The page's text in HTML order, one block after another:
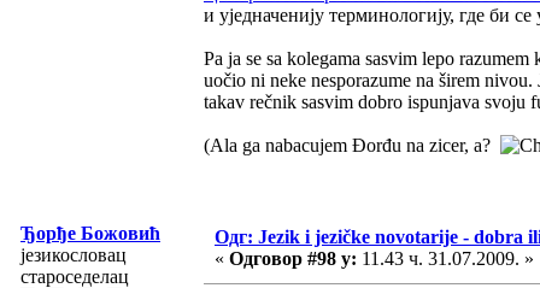
и уједначенију терминологију, где би
Pa ja se sa kolegama sasvim lepo razumem
uočio ni neke nesporazume na širem
takav rečnik sasvim dobro ispunjava svoju
(Ala ga nabacujem Đorđu na zicer, a?
Ђорђе Божовић
језикословац
староседелац
Одг: Jezik i jezičke novotarije - dobra
« Одговор #98 у: 11.43 ч. 31.07.2009. »